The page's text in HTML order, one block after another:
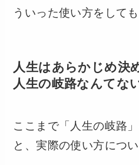
ういった使い方をしても
人生はあらかじめ決
人生の岐路なんてな
ここまで「人生の岐路
と、実際の使い方につ